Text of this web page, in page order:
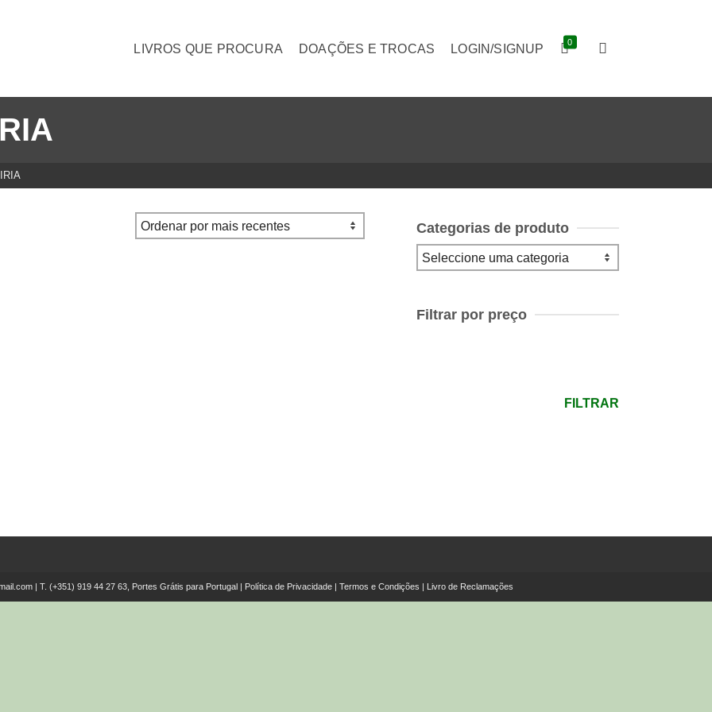
LIVROS QUE PROCURA DOAÇÕES E TROCAS LOGIN/SIGNUP 0
Categorias de produto
Filtrar por preço
FILTRAR
| T. (+351) 919 44 27 63, Portes Grátis para Portugal | Política de Privacidade| Termos e Condições | Livro de Reclamações